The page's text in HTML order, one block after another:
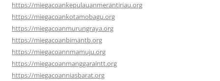
https://miegacoankepulauanmerantiriau.org
https://miegacoankotamobagu.org
https://miegacoanmurungraya.org
https://miegacoanbimantb.org
https://miegacoannmamuju.org
https://miegacoanmanggaraintt.org
https://miegacoanniasbarat.org